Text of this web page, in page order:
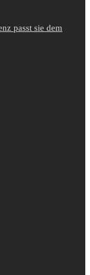
passt sie dem